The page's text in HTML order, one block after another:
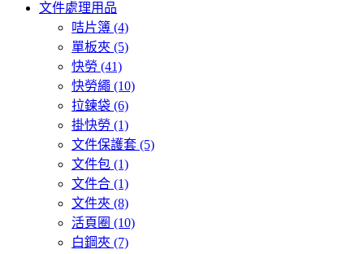
文件處理用品
咭片簿 (4)
單板夾 (5)
快勞 (41)
快勞繩 (10)
拉鍊袋 (6)
掛快勞 (1)
文件保護套 (5)
文件包 (1)
文件合 (1)
文件夾 (8)
活頁圈 (10)
白鋼夾 (7)